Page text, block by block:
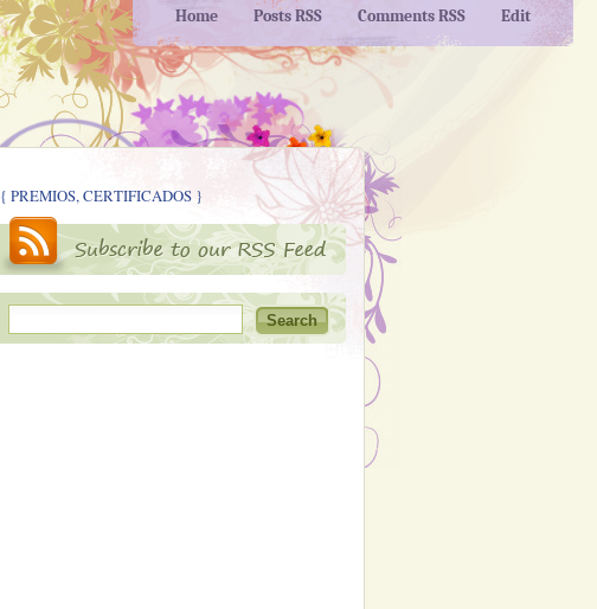
Home Posts RSS Comments RSS Edit
{ PREMIOS, CERTIFICADOS }